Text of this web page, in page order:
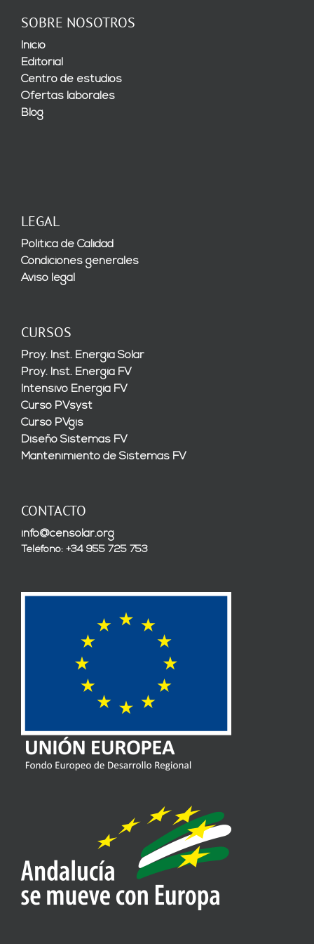
SOBRE NOSOTROS
Inicio
Editorial
Centro de estudios
Ofertas laborales
Blog
LEGAL
Política de Calidad
Condiciones generales
Aviso legal
CURSOS
Proy. Inst. Energía Solar
Proy. Inst. Energía FV
Intensivo Energía FV
Curso PVsyst
Curso PVgis
Diseño Sistemas FV
Mantenimiento de Sistemas FV
CONTACTO
info@censolar.org
Teléfono: +34 955 725 753